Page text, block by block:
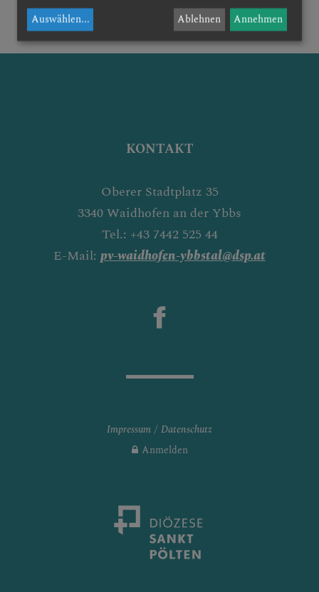
zurück
KONTAKT
Oberer Stadtplatz 35
3340 Waidhofen an der Ybbs
Tel.: +43 7442 525 44
E-Mail: pv-waidhofen-ybbstal@dsp.at
Impressum
Datenschutz
Anmelden
Auswählen... Ablehnen Annehmen